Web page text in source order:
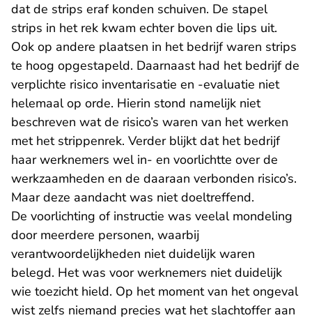
dat de strips eraf konden schuiven. De stapel
strips in het rek kwam echter boven die lips uit.
Ook op andere plaatsen in het bedrijf waren strips
te hoog opgestapeld. Daarnaast had het bedrijf de
verplichte risico inventarisatie en -evaluatie niet
helemaal op orde. Hierin stond namelijk niet
beschreven wat de risico’s waren van het werken
met het strippenrek. Verder blijkt dat het bedrijf
haar werknemers wel in- en voorlichtte over de
werkzaamheden en de daaraan verbonden risico’s.
Maar deze aandacht was niet doeltreffend.
De voorlichting of instructie was veelal mondeling
door meerdere personen, waarbij
verantwoordelijkheden niet duidelijk waren
belegd. Het was voor werknemers niet duidelijk
wie toezicht hield. Op het moment van het ongeval
wist zelfs niemand precies wat het slachtoffer aan